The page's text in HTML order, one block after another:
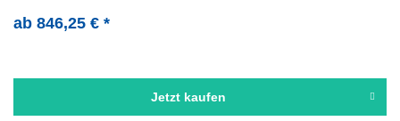
ab 846,25 € *
Jetzt kaufen